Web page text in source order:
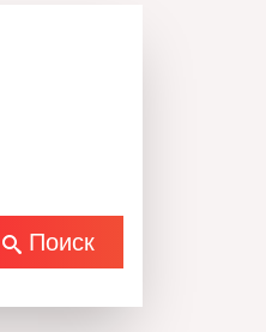
школами,
»,
проверки
Поиск